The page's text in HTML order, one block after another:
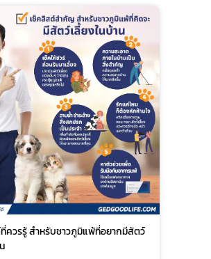
ควรรู้ สำหรับชาวภูมิแพ้ที่อยากมีสัตว์